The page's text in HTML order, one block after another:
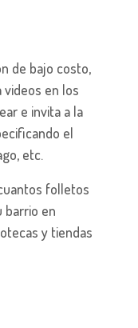
de bajo costo,
videos en los
e invita a la
el
etc.
folletos
barrio en
y tiendas